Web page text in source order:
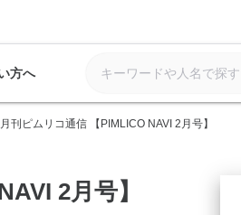
方へ
月刊ピムリコ通信 【PIMLICO NAVI 2月号】
2月号】